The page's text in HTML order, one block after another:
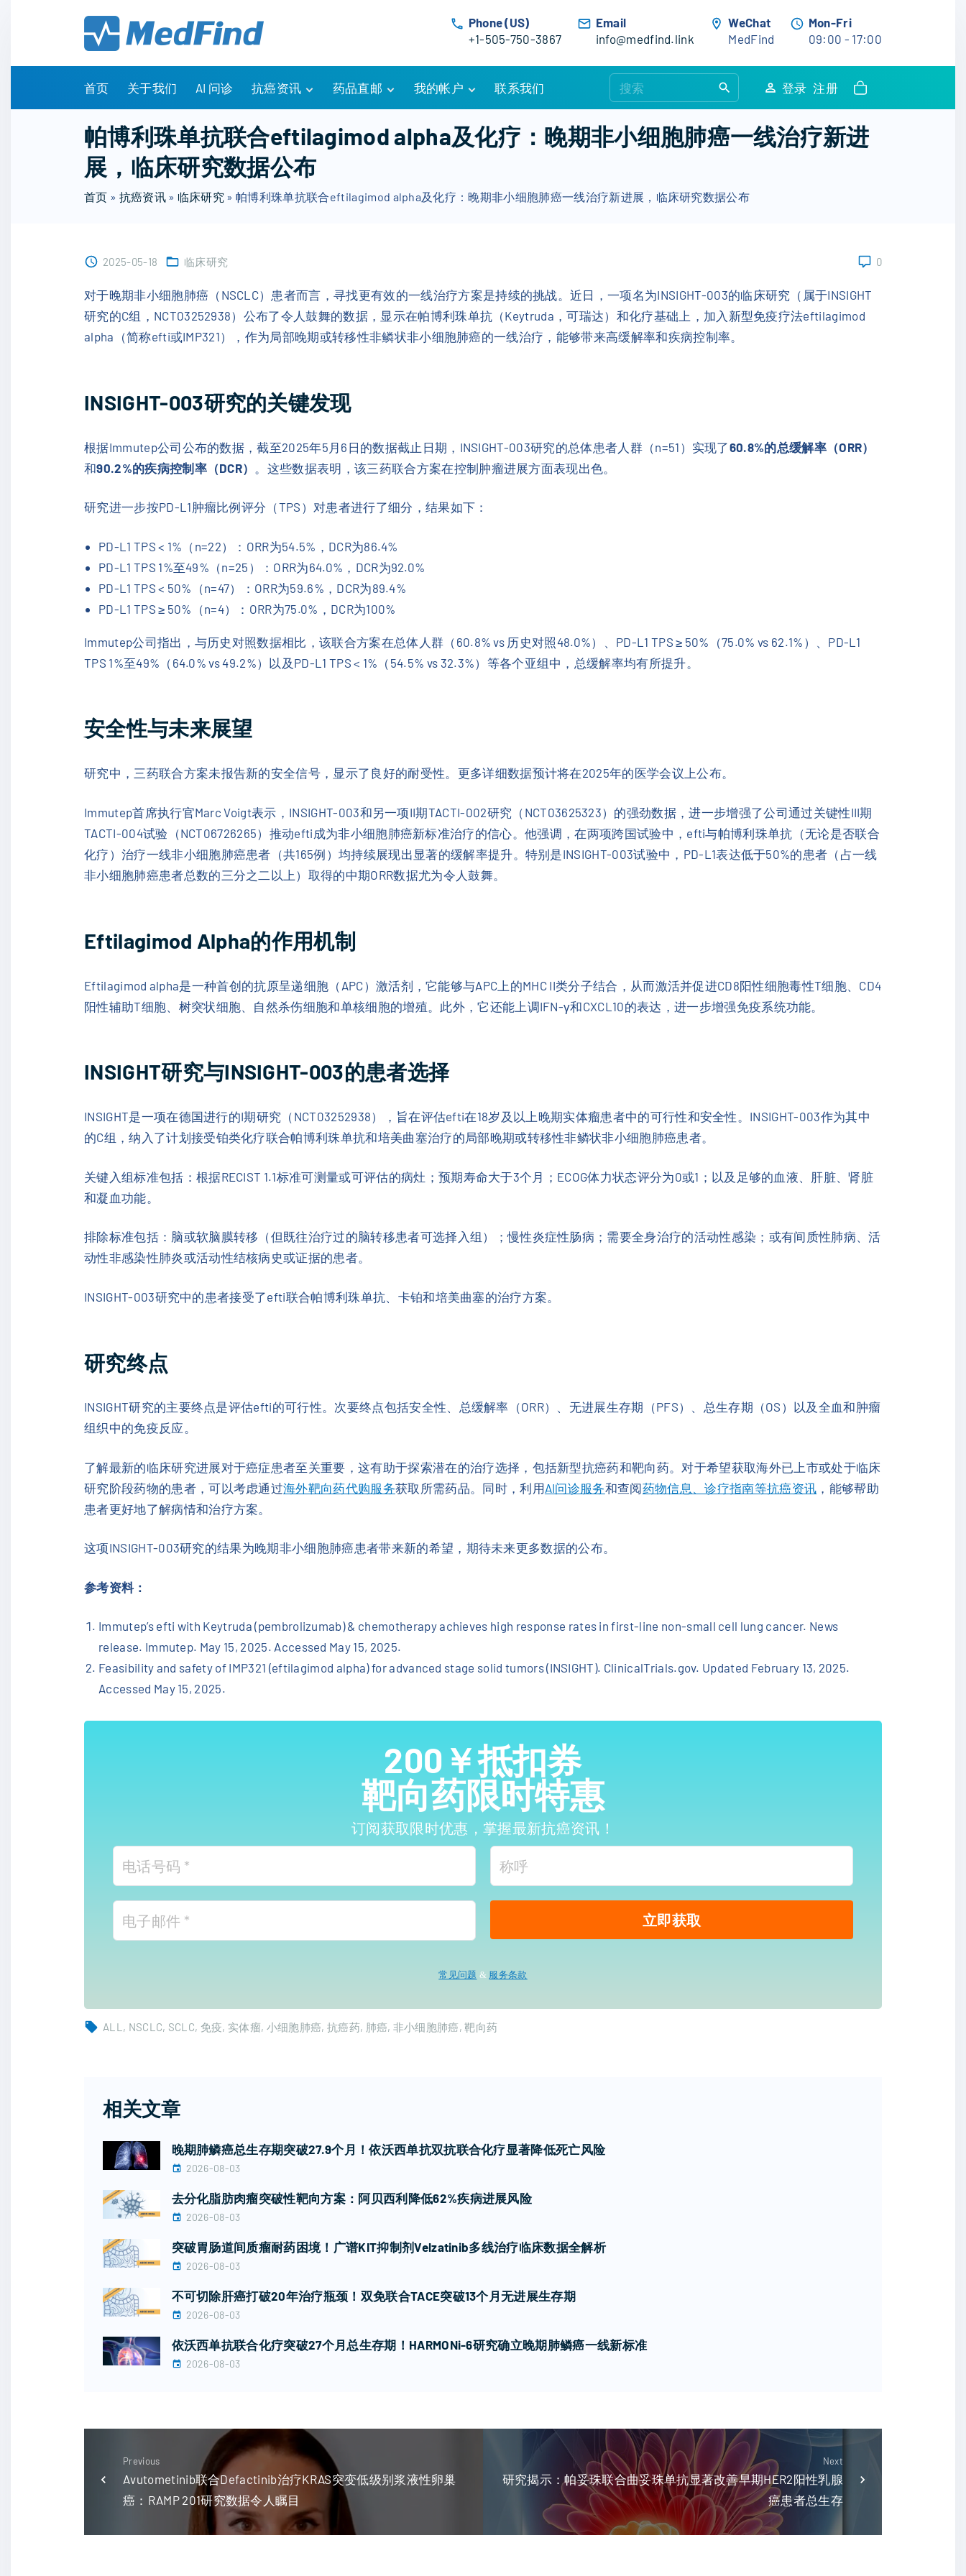
Phone (US)
+1-505-750-3867
Email
info@medfind.link
WeChat
MedFind
Mon-Fri
09:00 - 17:00
首页 关于我们 AI 问诊 抗癌资讯
有问有答
诊疗指南
药物信息
医改政策
药品直邮
购物车
订单追踪
我的帐户
账户详情
我的订单
联系我们
e
r
f
登录 注册
帕博利珠单抗联合eftilagimod alpha及化疗：晚期非小细胞肺癌一线治疗新进
展，临床研究数据公布
首页 » 抗癌资讯» 临床研究 »帕博利珠单抗联合eftilagimod alpha及化疗：晚期非小细胞肺癌一线治疗新进展，临床研究数据公布
2025-05-18 临床研究 0
对于晚期非小细胞肺癌（NSCLC）患者而言，寻找更有效的一线治疗方案是持续的挑战。近日，一项名为INSIGHT-003的临床研究（属于INSIGHT
研究的C组，NCT03252938）公布了令人鼓舞的数据，显示在帕博利珠单抗（Keytruda，可瑞达）和化疗基础上，加入新型免疫疗法eftilagimod
alpha（简称efti或IMP321），作为局部晚期或转移性非鳞状非小细胞肺癌的一线治疗，能够带来高缓解率和疾病控制率。
INSIGHT-003研究的关键发现
根据Immutep公司公布的数据，截至2025年5月6日的数据截止日期，INSIGHT-003研究的总体患者人群（n=51）实现了60.8%的总缓解率（ORR）
和90.2%的疾病控制率（DCR） 。这些数据表明，该三药联合方案在控制肿瘤进展方面表现出色。
研究进一步按PD-L1肿瘤比例评分（TPS）对患者进行了细分，结果如下：
PD-L1 TPS < 1%（n=22）：ORR为54.5%，DCR为86.4%
PD-L1 TPS 1%至49%（n=25）：ORR为64.0%，DCR为92.0%
PD-L1 TPS < 50%（n=47）：ORR为59.6%，DCR为89.4%
PD-L1 TPS ≥ 50%（n=4）：ORR为75.0%，DCR为100%
Immutep公司指出，与历史对照数据相比，该联合方案在总体人群（60.8% vs 历史对照48.0%）、PD-L1 TPS ≥ 50%（75.0% vs 62.1%）、PD-L1
TPS 1%至49%（64.0% vs 49.2%）以及PD-L1 TPS < 1%（54.5% vs 32.3%）等各个亚组中，总缓解率均有所提升。
安全性与未来展望
研究中，三药联合方案未报告新的安全信号，显示了良好的耐受性。更多详细数据预计将在2025年的医学会议上公布。
Immutep首席执行官Marc Voigt表示，INSIGHT-003和另一项II期TACTI-002研究（NCT03625323）的强劲数据，进一步增强了公司通过关键性III期
TACTI-004试验（NCT06726265）推动efti成为非小细胞肺癌新标准治疗的信心。他强调，在两项跨国试验中，efti与帕博利珠单抗（无论是否联合
化疗）治疗一线非小细胞肺癌患者（共165例）均持续展现出显著的缓解率提升。特别是INSIGHT-003试验中，PD-L1表达低于50%的患者（占一线
非小细胞肺癌患者总数的三分之二以上）取得的中期ORR数据尤为令人鼓舞。
Eftilagimod Alpha的作用机制
Eftilagimod alpha是一种首创的抗原呈递细胞（APC）激活剂，它能够与APC上的MHC II类分子结合，从而激活并促进CD8阳性细胞毒性T细胞、CD4
阳性辅助T细胞、树突状细胞、自然杀伤细胞和单核细胞的增殖。此外，它还能上调IFN-γ和CXCL10的表达，进一步增强免疫系统功能。
INSIGHT研究与INSIGHT-003的患者选择
INSIGHT是一项在德国进行的I期研究（NCT03252938），旨在评估efti在18岁及以上晚期实体瘤患者中的可行性和安全性。INSIGHT-003作为其中
的C组，纳入了计划接受铂类化疗联合帕博利珠单抗和培美曲塞治疗的局部晚期或转移性非鳞状非小细胞肺癌患者。
关键入组标准包括：根据RECIST 1.1标准可测量或可评估的病灶；预期寿命大于3个月；ECOG体力状态评分为0或1；以及足够的血液、肝脏、肾脏
和凝血功能。
排除标准包括：脑或软脑膜转移（但既往治疗过的脑转移患者可选择入组）；慢性炎症性肠病；需要全身治疗的活动性感染；或有间质性肺病、活
动性非感染性肺炎或活动性结核病史或证据的患者。
INSIGHT-003研究中的患者接受了efti联合帕博利珠单抗、卡铂和培美曲塞的治疗方案。
研究终点
INSIGHT研究的主要终点是评估efti的可行性。次要终点包括安全性、总缓解率（ORR）、无进展生存期（PFS）、总生存期（OS）以及全血和肿瘤
组织中的免疫反应。
了解最新的临床研究进展对于癌症患者至关重要，这有助于探索潜在的治疗选择，包括新型抗癌药和靶向药。对于希望获取海外已上市或处于临床
研究阶段药物的患者，可以考虑通过海外靶向药代购服务获取所需药品。同时，利用AI问诊服务和查阅药物信息、诊疗指南等抗癌资讯 ，能够帮助
患者更好地了解病情和治疗方案。
这项INSIGHT-003研究的结果为晚期非小细胞肺癌患者带来新的希望，期待未来更多数据的公布。
参考资料：
Immutep’s efti with Keytruda (pembrolizumab) & chemotherapy achieves high response rates in first-line non-small cell lung cancer. News
release. Immutep. May 15, 2025. Accessed May 15, 2025.
Feasibility and safety of IMP321 (eftilagimod alpha) for advanced stage solid tumors (INSIGHT). ClinicalTrials.gov. Updated February 13, 2025.
Accessed May 15, 2025.
200￥抵扣券
靶向药限时特惠
订阅获取限时优惠，掌握最新抗癌资讯！
常见问题 & 服务条款
ALL NSCLC SCLC 免疫 实体瘤 小细胞肺癌 抗癌药 肺癌 非小细胞肺癌 靶向药
相关文章
晚期肺鳞癌总生存期突破27.9个月！依沃西单抗双抗联合化疗显著降低死亡风险
2026-08-03
去分化脂肪肉瘤突破性靶向方案：阿贝西利降低62%疾病进展风险
2026-08-03
突破胃肠道间质瘤耐药困境！广谱KIT抑制剂Velzatinib多线治疗临床数据全解析
2026-08-03
不可切除肝癌打破20年治疗瓶颈！双免联合TACE突破13个月无进展生存期
2026-08-03
依沃西单抗联合化疗突破27个月总生存期！HARMONi-6研究确立晚期肺鳞癌一线新标准
2026-08-03
Previous
Avutometinib联合Defactinib治疗KRAS突变低级别浆液性卵巢
癌：RAMP 201研究数据令人瞩目
Next
研究揭示：帕妥珠联合曲妥珠单抗显著改善早期HER2阳性乳腺
癌患者总生存